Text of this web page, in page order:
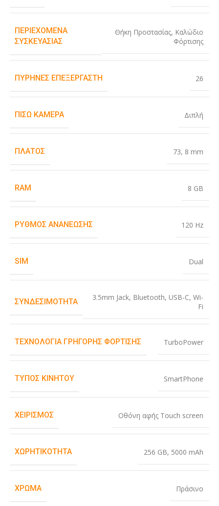
ΠΕΡΙΕΧΌΜΕΝΑ
ΣΥΣΚΕΥΑΣΊΑΣ
Θήκη Προστασίας, Καλώδιο
Φόρτισης
ΠΥΡΉΝΕΣ ΕΠΕΞΕΡΓΑΣΤΉ 26
ΠΊΣΩ ΚΆΜΕΡΑ Διπλή
ΠΛΆΤΟΣ 73, 8 mm
RAM 8 GB
ΡΥΘΜΌΣ ΑΝΑΝΈΩΣΗΣ 120 Hz
SIM Dual
ΣΥΝΔΕΣΙΜΌΤΗΤΑ 3.5mm Jack, Bluetooth, USB-C, Wi-
Fi
ΤΕΧΝΟΛΟΓΊΑ ΓΡΉΓΟΡΗΣ ΦΌΡΤΙΣΗΣ TurboPower
ΤΎΠΟΣ ΚΙΝΗΤΟΎ SmartPhone
ΧΕΙΡΙΣΜΌΣ Οθόνη αφής Touch screen
ΧΩΡΗΤΙΚΌΤΗΤΑ 256 GB, 5000 mAh
ΧΡΏΜΑ Πράσινο